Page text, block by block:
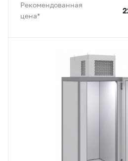
Рекомендованная
цена*